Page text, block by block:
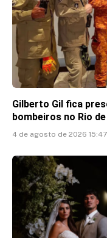
Gilberto Gil fica
bombeiros no Rio
4 de agosto de 2026 15:47